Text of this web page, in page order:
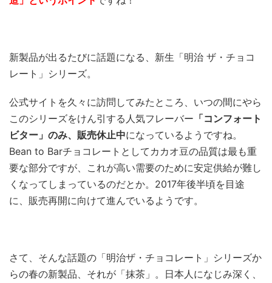
新製品が出るたびに話題になる、新生「明治 ザ・チョコ
レート」シリーズ。
公式サイトを久々に訪問してみたところ、いつの間にやら
このシリーズをけん引する人気フレーバー 「コンフォート
ビター」のみ、販売休止中になっているようですね。
Bean to Barチョコレートとしてカカオ豆の品質は最も重
要な部分ですが、これが高い需要のために安定供給が難し
くなってしまっているのだとか。2017年後半頃を目途
に、販売再開に向けて進んでいるようです。
さて、そんな話題の「明治ザ・チョコレート」シリーズか
らの春の新製品、それが「抹茶」。日本人になじみ深く、